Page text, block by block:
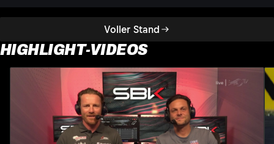
Voller Stand
HIGHLIGHT-VIDEOS